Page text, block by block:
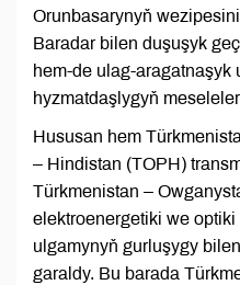
Orunbasarynyň
Baradar bilen duşuşyk
hem-de ulag-aragatnaşyk
hyzmatdaşlygyň
Hususan hem
– Hindistan (TOPH)
Türkmenistan –
elektroenergetiki we
ulgamynyň gurluşygy
garaldy. Bu barada